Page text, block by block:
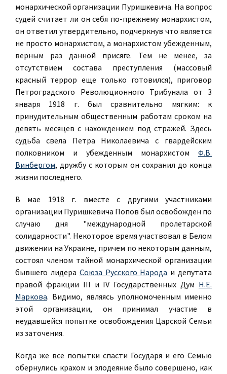
монархической организации Пуришкевича. На вопрос
судей считает ли он себя по-прежнему монархистом,
он ответил утвердительно, подчеркнув что является
не просто монархистом, а монархистом убежденным,
верным раз данной присяге. Тем не менее, за
отсутствием состава преступления (массовый
красный террор еще только готовился), приговор
Петроградского Революционного Трибунала от 3
января 1918 г. был сравнительно мягким: к
принудительным общественным работам сроком на
девять месяцев с нахождением под стражей. Здесь
судьба свела Петра Николаевича с гвардейским
полковником и убежденным монархистом Ф.В.
Винбергом, дружбу с которым он сохранил до конца
жизни последнего.
В мае 1918 г. вместе с другими участниками
организации Пуришкевича Попов был освобожден по
случаю дня "международной пролетарской
солидарности". Некоторое время участвовал в Белом
движении на Украине, причем по некоторым данным,
состоял членом тайной монархической организации
бывшего лидера Союза Русского Народа и депутата
правой фракции III и IV Государственных Дум Н.Е.
Маркова. Видимо, являясь уполномоченным именно
этой организации, он принимал участие в
неудавшейся попытке освобождения Царской Семьи
из заточения.
Когда же все попытки спасти Государя и его Семью
обернулись крахом и злодеяние было совершено, как